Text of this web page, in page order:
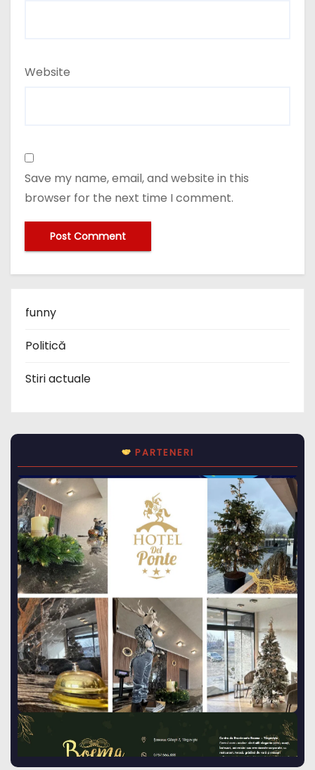
Website
Save my name, email, and website in this
browser for the next time I comment.
funny
Politică
Stiri actuale
PARTENERI